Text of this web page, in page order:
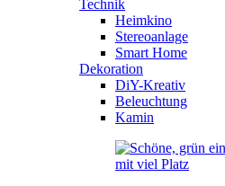
Technik
Heimkino
Stereoanlage
Smart Home
Dekoration
DiY-Kreativ
Beleuchtung
Kamin